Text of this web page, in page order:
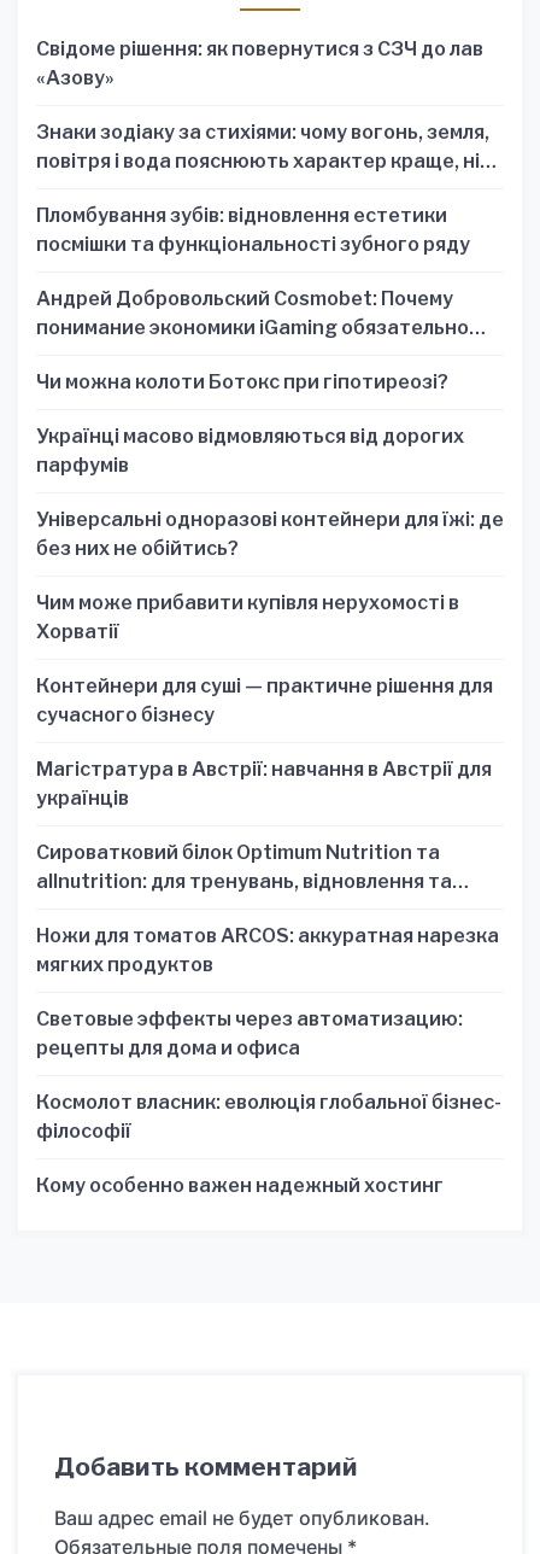
Свідоме рішення: як повернутися з СЗЧ до лав
«Азову»
Знаки зодіаку за стихіями: чому вогонь, земля,
повітря і вода пояснюють характер краще, ніж
Пломбування зубів: відновлення естетики
посмішки та функціональності зубного ряду
Андрей Добровольский Cosmobet: Почему
понимание экономики iGaming обязательно
Чи можна колоти Ботокс при гіпотиреозі?
Українці масово відмовляються від дорогих
парфумів
Універсальні одноразові контейнери для їжі: де
без них не обійтись?
Чим може прибавити купівля нерухомості в
Хорватії
Контейнери для суші — практичне рішення для
сучасного бізнесу
Магістратура в Австрії: навчання в Австрії для
українців
Сироватковий білок Optimum Nutrition та
allnutrition: для тренувань, відновлення та
Ножи для томатов ARCOS: аккуратная нарезка
мягких продуктов
Световые эффекты через автоматизацию:
рецепты для дома и офиса
Космолот власник: еволюція глобальної бізнес-
філософії
Кому особенно важен надежный хостинг
Добавить комментарий
Ваш адрес email не будет опубликован.
Обязательные поля помечены *